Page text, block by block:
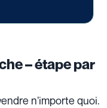
– étape par
n’importe quoi.